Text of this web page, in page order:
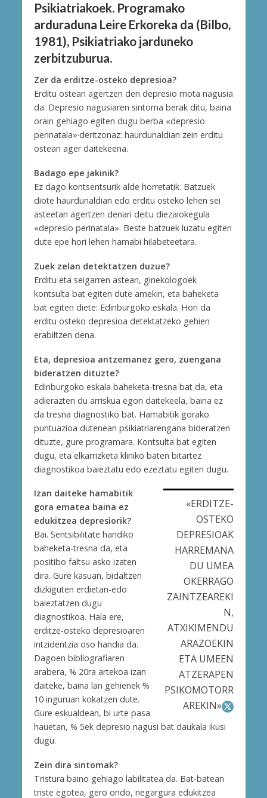
Psikiatriakoek. Programako
arduraduna Leire Erkoreka da (Bilbo,
1981), Psikiatriako jarduneko
zerbitzuburua.
Zer da erditze-osteko depresioa?
Erditu ostean agertzen den depresio mota nagusia
da. Depresio nagusiaren sintoma berak ditu, baina
orain gehiago egiten dugu berba «depresio
perinatala»·deritzonaz: haurdunaldian zein erditu
ostean ager daitekeena.
Badago epe jakinik?
Ez dago kontsentsurik alde horretatik. Batzuek
diote haurdunaldian edo erditu osteko lehen sei
asteetan agertzen denari deitu diezaiokegula
«depresio perinatala». Beste batzuek luzatu egiten
dute epe hori lehen hamabi hilabeteetara.
Zuek zelan detektatzen duzue?
Erditu eta seigarren astean, ginekologoek
kontsulta bat egiten dute amekin, eta baheketa
bat egiten diete: Edinburgoko eskala. Hori da
erditu osteko depresioa detektatzeko gehien
erabiltzen dena.
Eta, depresioa antzemanez gero, zuengana
bideratzen dituzte?
Edinburgoko eskala baheketa-tresna bat da, eta
adierazten du arriskua egon daitekeela, baina ez
da tresna diagnostiko bat. Hamabitik gorako
puntuazioa dutenean psikiatriarengana bideratzen
dituzte, gure programara. Kontsulta bat egiten
dugu, eta elkarrizketa kliniko baten bitartez
diagnostikoa baieztatu edo ezeztatu egiten dugu.
«ERDITZE-
OSTEKO
DEPRESIOAK
HARREMANA
DU UMEA
OKERRAGO
ZAINTZEAREKI
N,
ATXIKIMENDU
ARAZOEKIN
ETA UMEEN
ATZERAPEN
PSIKOMOTORR
AREKIN»
Izan daiteke hamabitik
gora ematea baina ez
edukitzea depresiorik?
Bai. Sentsibilitate handiko
baheketa-tresna da, eta
positibo faltsu asko izaten
dira. Gure kasuan, bidaltzen
dizkiguten erdietan-edo
baieztatzen dugu
diagnostikoa. Hala ere,
erditze-osteko depresioaren
intzidentzia oso handia da.
Dagoen bibliografiaren
arabera, % 20ra artekoa izan
daiteke, baina lan gehienek %
10 inguruan kokatzen dute.
Gure eskualdean, bi urte pasa
hauetan, % 5ek depresio nagusi bat daukala ikusi
dugu.
Zein dira sintomak?
Tristura baino gehiago labilitatea da. Bat-batean
triste egotea, gero ondo, negargura edukitzea